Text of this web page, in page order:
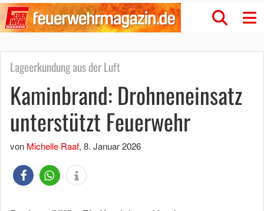
Lageerkundung aus der Luft
Kaminbrand: Drohneneinsatz
unterstützt Feuerwehr
von Michelle Raaf, 8. Januar 2026